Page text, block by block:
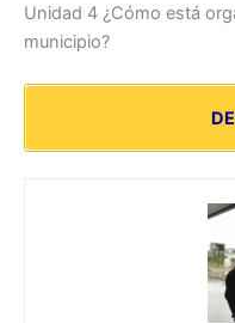
Unidad 4 ¿Cómo está
municipio?